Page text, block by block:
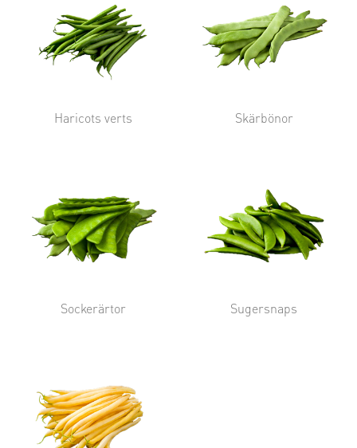
Haricots verts Skärbönor
Sockerärtor Sugersnaps